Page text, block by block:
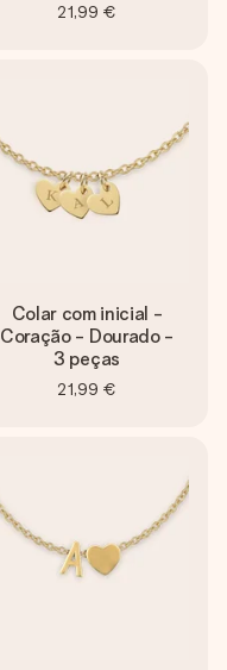
21,99 €
Colar com inicial -
Coração - Dourado -
3 peças
21,99 €